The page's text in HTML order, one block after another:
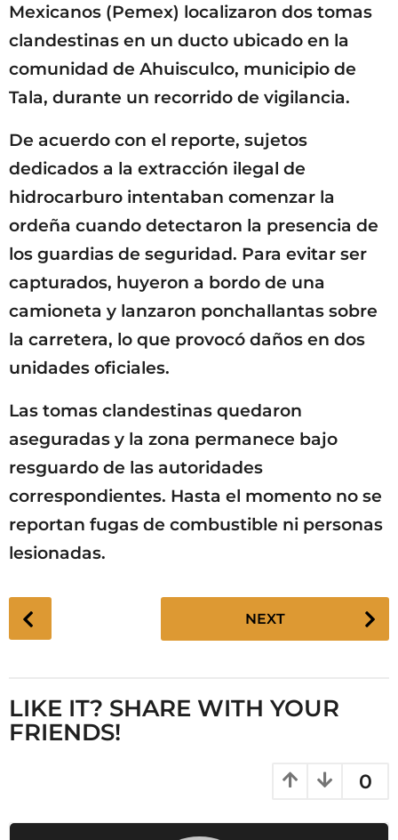
Mexicanos (Pemex) localizaron dos tomas
clandestinas en un ducto ubicado en la
comunidad de Ahuisculco, municipio de
Tala, durante un recorrido de vigilancia.
De acuerdo con el reporte, sujetos
dedicados a la extracción ilegal de
hidrocarburo intentaban comenzar la
ordeña cuando detectaron la presencia de
los guardias de seguridad. Para evitar ser
capturados, huyeron a bordo de una
camioneta y lanzaron ponchallantas sobre
la carretera, lo que provocó daños en dos
unidades oficiales.
Las tomas clandestinas quedaron
aseguradas y la zona permanece bajo
resguardo de las autoridades
correspondientes. Hasta el momento no se
reportan fugas de combustible ni personas
lesionadas.
P
o
P
a
a
NEXT
LIKE IT? SHARE WITH YOUR
FRIENDS!
0